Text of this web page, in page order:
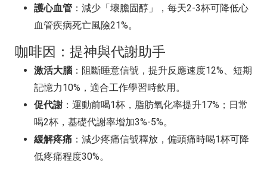
護心血管 ：減少「壞膽固醇」，每天2-3杯可降低心
血管疾病死亡風險21%。
咖啡因：提神與代謝助手
激活大腦 ：阻斷睡意信號，提升反應速度12%、短期
記憶力10%，適合工作學習時飲用。
促代謝 ：運動前喝1杯，脂肪氧化率提升17%；日常
喝2杯，基礎代謝率增加3%-5%。
緩解疼痛 ：減少疼痛信號釋放，偏頭痛時喝1杯可降
低疼痛程度30%。